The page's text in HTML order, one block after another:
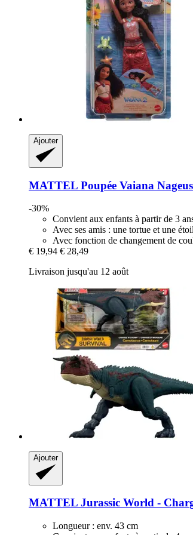
Ajouter
MATTEL Poupée Vaiana
-30%
Convient aux enfants à partir de 3
Avec ses amis : une tortue et une
Avec fonction de changement de
€ 19,94 € 28,49
Livraison jusqu'au 12 août
Ajouter
MATTEL Jurassic World -​
Longueur : env. 43 cm